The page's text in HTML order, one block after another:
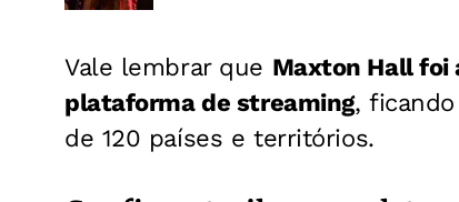
Vale lembrar que Maxton Hall foi
plataforma de streaming,
de 120 países e territórios.